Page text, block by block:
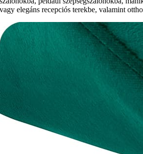
vagy elegáns recepciós terekbe, valamint